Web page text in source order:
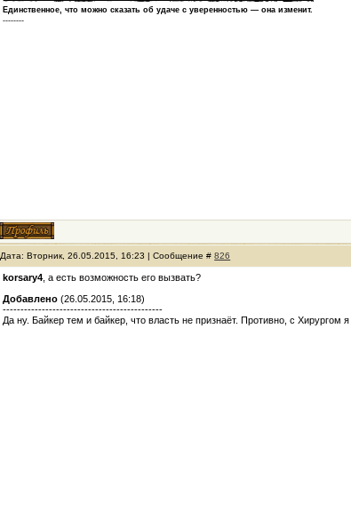
Единственное, что можно сказать об удаче с уверенностью — она изменит.
--------
Дата: Вторник, 26.05.2015, 16:23 | Сообщение #826
korsary4 , а есть возможность его вызвать?
Добавлено (26.05.2015, 16:18)
---------------------------------------------
Да ну. Байкер тем и байкер, что власть не признаёт. Противно, с Хирургом